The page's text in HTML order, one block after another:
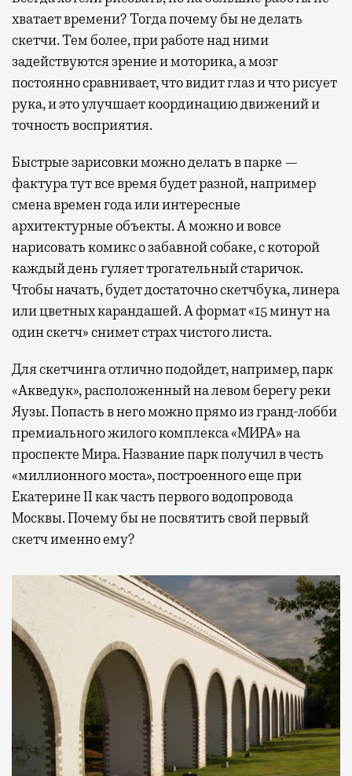
хватает времени? Тогда почему бы не делать
скетчи. Тем более, при работе над ними
задействуются зрение и моторика, а мозг
постоянно сравнивает, что видит глаз и что рисует
рука, и это улучшает координацию движений и
точность восприятия.
Быстрые зарисовки можно делать в парке —
фактура тут все время будет разной, например
смена времен года или интересные
архитектурные объекты. А можно и вовсе
нарисовать комикс о забавной собаке, с которой
каждый день гуляет трогательный старичок.
Чтобы начать, будет достаточно скетчбука, линера
или цветных карандашей. А формат «15 минут на
один скетч» снимет страх чистого листа.
Для скетчинга отлично подойдет, например, парк
«Акведук», расположенный на левом берегу реки
Яузы. Попасть в него можно прямо из гранд-лобби
премиального жилого комплекса «МИРА» на
проспекте Мира. Название парк получил в честь
«миллионного моста», построенного еще при
Екатерине II как часть первого водопровода
Москвы. Почему бы не посвятить свой первый
скетч именно ему?